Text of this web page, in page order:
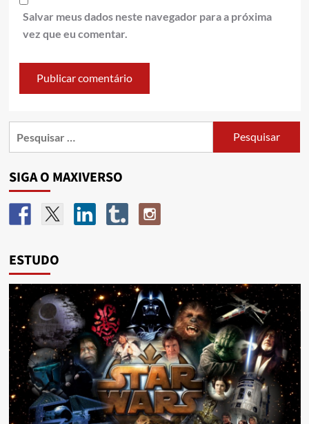
Salvar meus dados neste navegador para a próxima
vez que eu comentar.
SIGA O MAXIVERSO
ESTUDO